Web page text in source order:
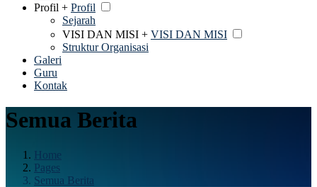
Profil + Profil
Sejarah
VISI DAN MISI + VISI DAN MISI
Struktur Organisasi
Galeri
Guru
Kontak
Semua Berita
Home
Pages
Semua Berita